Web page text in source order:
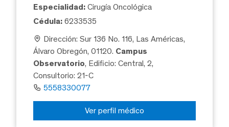
Especialidad: Cirugía Oncológica
Cédula: 6233535
Dirección: Sur 136 No. 116, Las Américas,
Álvaro Obregón, 01120. Campus
Observatorio, Edificio: Central, 2,
Consultorio: 21-C
5558330077
Ver perfil médico